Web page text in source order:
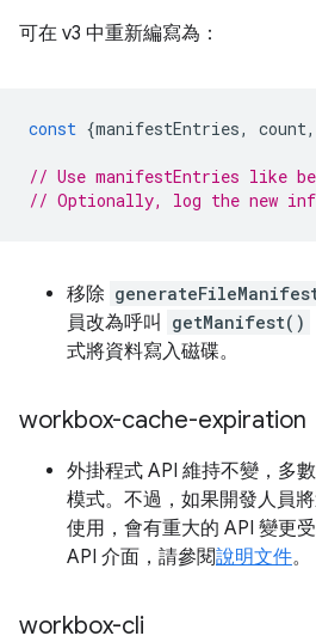
可在 v3 中重新編寫為：
const {manifestEntries, count,
// Use manifestEntries like
// Optionally, log the new
移除
員改為呼叫
getManifest()
式將資料寫入磁碟。
workbox-cache-expiration
外掛程式 API 維持不變，多
模式。不過，如果開發人員
使用，會有重大的 API 變更
API 介面，請參閱說明文件。
workbox-cli